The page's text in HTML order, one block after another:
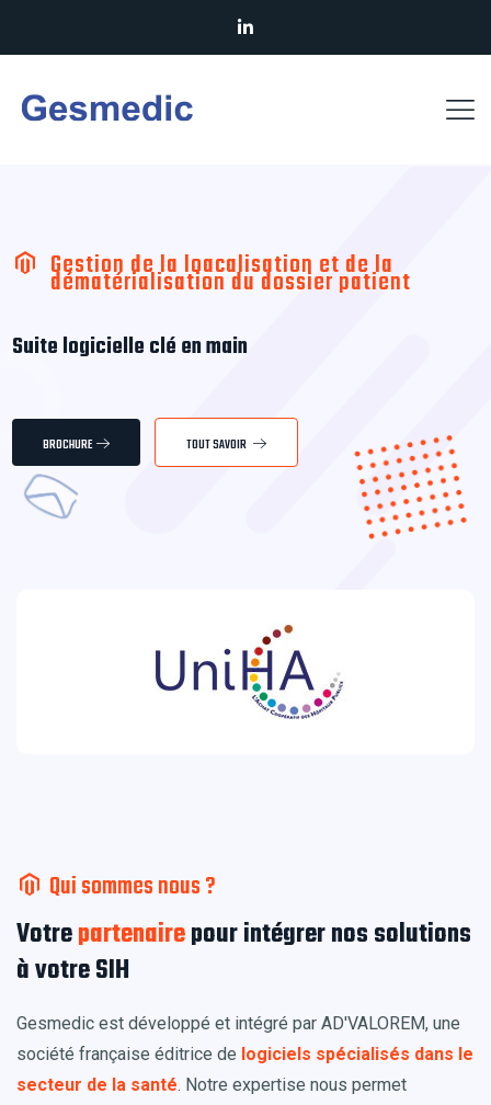
Gestion de la loacalisation et de la
dématérialisation du dossier patient
Suite logicielleclé en main
BROCHURE TOUT SAVOIR
Qui sommes nous ?
Votrepartenairepour intégrer nos solutions
à votre SIH
Gesmedic est développé et intégré par AD'VALOREM, une
société française éditrice de logiciels spécialisés dans le
secteur de la santé. Notre expertise nous permet